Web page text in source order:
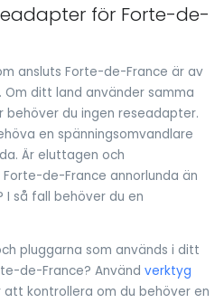
för Forte-de-
ansluts Forte-de-France är av
. Om ditt land använder samma
du ingen reseadapter.
en spänningsomvandlare
Är eluttagen och
de-France annorlunda än
I så fall behöver du en
pluggarna som används i ditt
de-France? Använd verktyg
kontrollera om du behöver en